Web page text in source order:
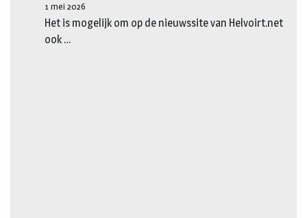
1 mei 2026
Het is mogelijk om op de nieuwssite van Helvoirt.net
ook …